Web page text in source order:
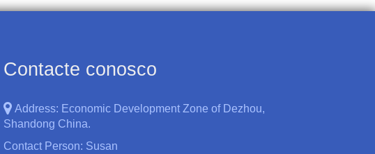
Contacte conosco
Address: Economic Development Zone of Dezhou,
Shandong China.
Contact Person: Susan